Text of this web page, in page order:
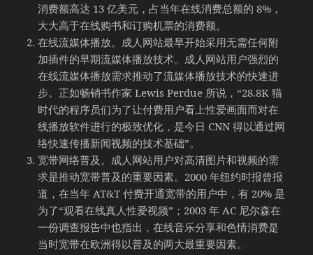
消费额高达 13 亿美元，占当年在线消费总额的 8%，
大大高于在线购书和订购机票的消费额。
在线流媒体播放。成人网站最早开始采用无需任何附
加插件的早期流媒体播放技术。成人网站用户强烈的
在线流媒体播放需求推动了流媒体播放技术的快速进
步。正如畅销书作家 Lewis Perdue 所说，“28.8K 猫
时代的程序员们为了让付费用户看上性爱画面而对在
线播放软件进行的极致优化，是今日 CNN 得以通过网
络快速传播新闻视频的技术基础”。
宽带网络普及。成人网站用户对高清图片和视频的需
求是推动宽带普及的重要因素。2000 年纽约时报曾报
道，在当年 AT&T 付费开通宽带的用户中，有 20% 是
为了“观看在线真人性爱视频”；2003 年 AC 尼尔森在
一份调查报告中也指出，在线音乐分享和色情消费是
当时宽带在欧洲得以普及的两大最重要因素。